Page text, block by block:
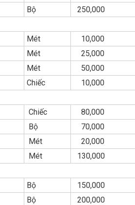
Bộ
250,000
Mét
10,000
Mét
25,000
Mét
50,000
Chiếc
10,000
Chiếc
80,000
Bộ
70,000
Mét
20,000
Mét
130,000
Bộ
150,000
Bộ
200,000